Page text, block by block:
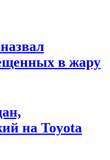
в жару
на Toyota